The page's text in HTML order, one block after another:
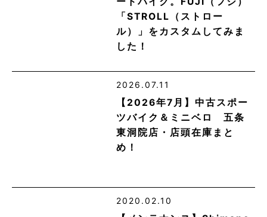
「STROLL（ストロー
ル）」をカスタムしてみま
した！
2026.07.11
【2026年7月】中古スポー
ツバイク＆ミニベロ 五条
東洞院店・店頭在庫まと
め！
2020.02.10